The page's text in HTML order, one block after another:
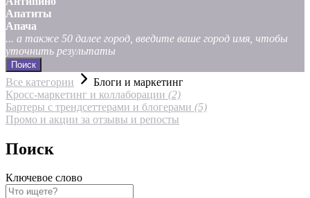
Апатиты
Апача
... а также 50 далее город, введите ваше город имя, чтобы
уточнить результаты
Поиск
Все категории
Блоги и маркетинг
Кросс-маркетинг и коллаборации (2)
Бартеры с трендсеттерами и блогерами (5)
Промо и акции за отзывы и репосты
Поиск
Ключевое слово